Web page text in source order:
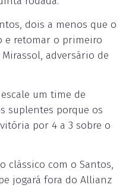
dois a menos que o
e retomar o primeiro
adversário de
um time de
suplentes porque os
por 4 a 3 sobre o
clássico com o Santos,
jogará fora do Allianz